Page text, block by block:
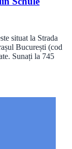
situat la Strada
București (cod
Sunați la 745